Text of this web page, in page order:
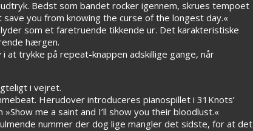
Bedst som bandet rocker igennem, skrues tempoet
you from knowing the curse of the longest day.«
som et faretruende tikkende ur. Det karakteristiske
hærgen.
trykke på repeat-knappen adskillige gange, når
i vejret.
Herudover introduceres pianospillet i 31Knots’
me a saint and I’ll show you their bloodlust.«
nummer der dog lige mangler det sidste, for at det